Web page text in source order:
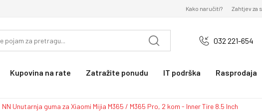
Kako naručiti? Zahtjev za
032 221-654
Kupovina na rate Zatražite ponudu IT podrška Rasprodaja
NN Unutarnja guma za Xiaomi Mijia M365 / M365 Pro, 2 kom - Inner Tire 8.5 Inch